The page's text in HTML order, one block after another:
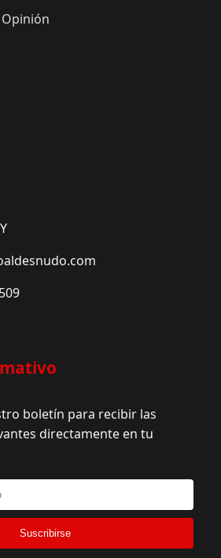
boletín para recibir las
directamente en tu
Suscribirse